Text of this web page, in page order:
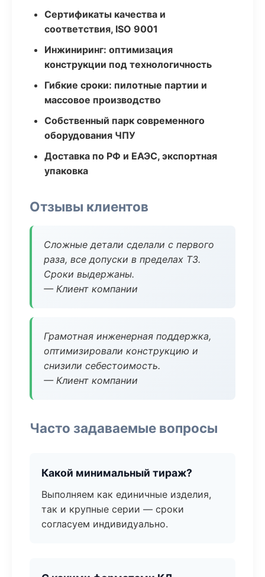
Сертификаты качества и
соответствия, ISO 9001
Инжиниринг: оптимизация
конструкции под технологичность
Гибкие сроки: пилотные партии и
массовое производство
Собственный парк современного
оборудования ЧПУ
Доставка по РФ и ЕАЭС, экспортная
упаковка
Отзывы клиентов
Сложные детали сделали с первого
раза, все допуски в пределах ТЗ.
Сроки выдержаны.
— Клиент компании
Грамотная инженерная поддержка,
оптимизировали конструкцию и
снизили себестоимость.
— Клиент компании
Часто задаваемые вопросы
Какой минимальный тираж?
Выполняем как единичные изделия,
так и крупные серии — сроки
согласуем индивидуально.